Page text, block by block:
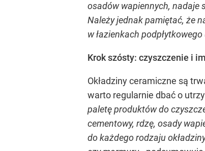
osadów wapiennych, nadaje
Należy jednak pamiętać, że
w łazienkach
Krok szósty: czyszczenie i
Okładziny ceramiczne są
warto regularnie dbać o
paletę produktów do
cementowy, rdzę, osady
do każdego rodzaju